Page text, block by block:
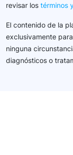
revisar los términos
El contenido de la
exclusivamente
ninguna
diagnósticos o